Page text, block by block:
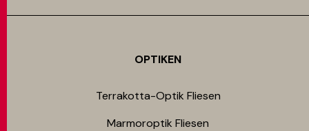
OPTIKEN
Terrakotta-Optik Fliesen
Marmoroptik Fliesen